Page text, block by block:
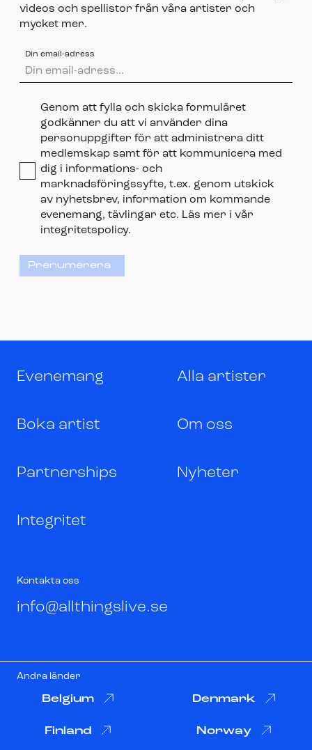
videos och spellistor från våra artister och
mycket mer.
Din email-adress
Genom att fylla och skicka formuläret
godkänner du att vi använder dina
personuppgifter för att administrera ditt
medlemskap samt för att kommunicera med
dig i informations- och
marknadsföringssyfte, t.ex. genom utskick
av nyhetsbrev, information om kommande
evenemang, tävlingar etc. Läs mer i vår
integritetspolicy.
Prenumerera
Evenemang Alla artister
Boka artist Om oss
Partnerships Nyheter
Integritet
Kontakta oss
info@allthingslive.se
Andra länder
Belgium Denmark
Finland Norway